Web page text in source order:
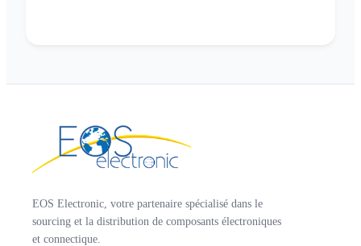
EOS Electronic, votre partenaire spécialisé dans le
sourcing et la distribution de composants électroniques
et connectique.